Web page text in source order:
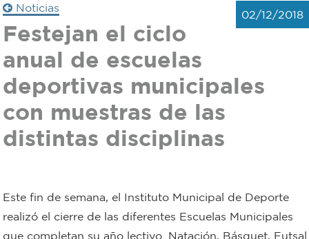
Defensa
civil
Zoonosis
Rentas
Trámites
Transparencia
Actualidad
Correo
municipal
Noticias
02/12/2018
Festejan el ciclo
anual de escuelas
deportivas municipales
con muestras de las
distintas disciplinas
Este fin de semana, el Instituto Municipal de Deporte
realizó el cierre de las diferentes Escuelas Municipales
que completan su año lectivo. Natación, Básquet, Futsal